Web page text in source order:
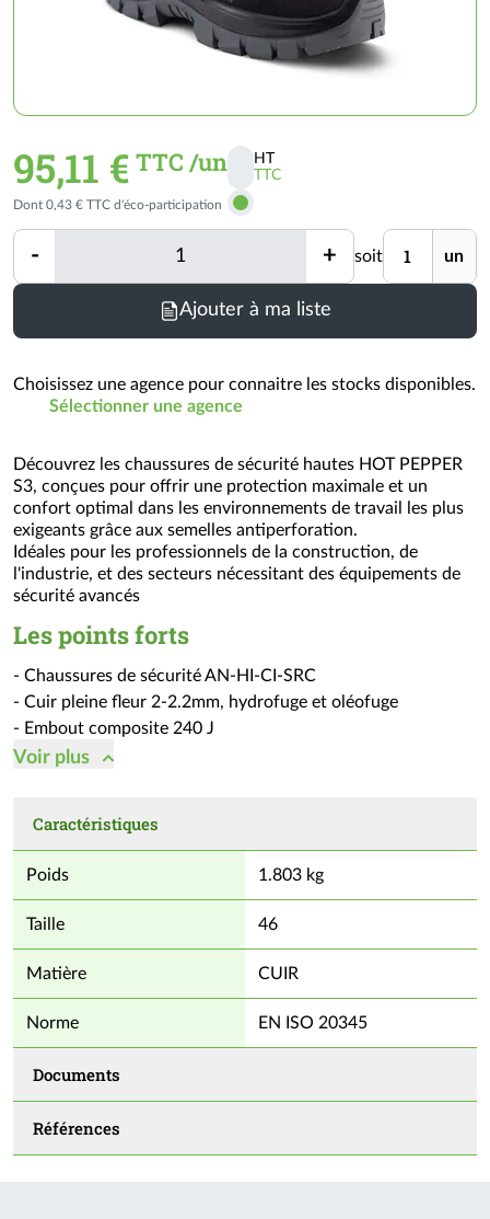
95,11 € TTC /un
Activer
les
prix
HT
TTC
Dont 0,43 € TTC d'éco-participation
- Quantité + soit Unité un
Ajouter à ma liste
Choisissez une agence pour connaitre les stocks disponibles.
Sélectionner une agence
Découvrez les chaussures de sécurité hautes HOT PEPPER
S3, conçues pour offrir une protection maximale et un
confort optimal dans les environnements de travail les plus
exigeants grâce aux semelles antiperforation.
Idéales pour les professionnels de la construction, de
l'industrie, et des secteurs nécessitant des équipements de
sécurité avancés
Les points forts
- Chaussures de sécurité AN-HI-CI-SRC
- Cuir pleine fleur 2-2.2mm, hydrofuge et oléofuge
- Embout composite 240 J
- Semelle antiperforation textile
- Doublure Sanitized® antibactérien, haute résistance à
- Existe de la taille 36 à 48
Voir plus
Caractéristiques
Poids 1.803 kg
Taille 46
Matière CUIR
Norme EN ISO 20345
Documents
Références